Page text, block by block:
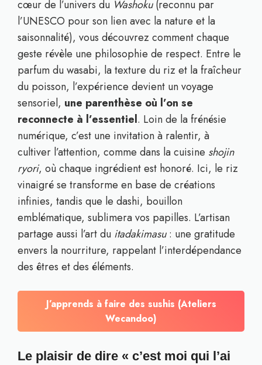
cœur de l’univers du Washoku(reconnu par
l’UNESCO pour son lien avec la nature et la
saisonnalité), vous découvrez comment chaque
geste révèle une philosophie de respect. Entre le
parfum du wasabi, la texture du riz et la fraîcheur
du poisson, l’expérience devient un voyage
sensoriel, une parenthèse où l’on se
reconnecte à l’essentiel. Loin de la frénésie
numérique, c’est une invitation à ralentir, à
cultiver l’attention, comme dans la cuisine shojin
ryori, où chaque ingrédient est honoré. Ici, le riz
vinaigré se transforme en base de créations
infinies, tandis que le dashi, bouillon
emblématique, sublimera vos papilles. L’artisan
partage aussi l’art du itadakimasu: une gratitude
envers la nourriture, rappelant l’interdépendance
des êtres et des éléments.
J’apprends à faire des sushis (Ateliers
Wecandoo)
Le plaisir de dire « c’est moi qui l’ai